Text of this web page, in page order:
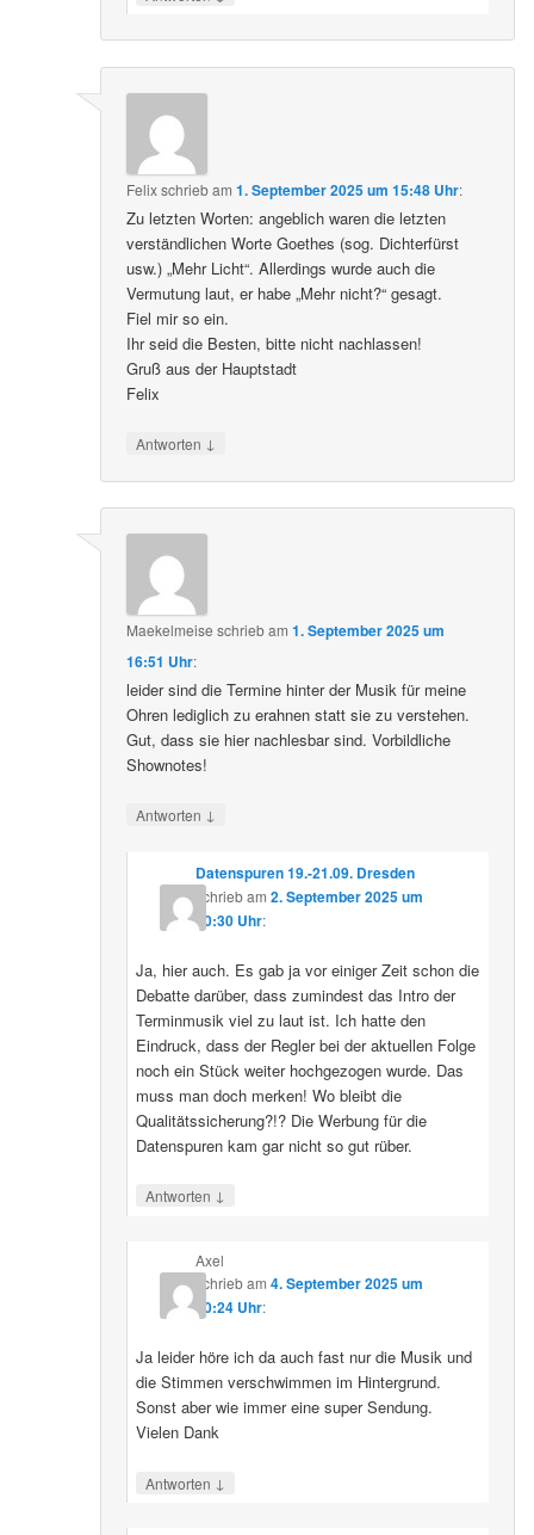
Felixschriebam1. September 2025 um 15:48 Uhr:
Zu letzten Worten: angeblich waren die letzten
verständlichen Worte Goethes (sog. Dichterfürst
usw.) „Mehr Licht“. Allerdings wurde auch die
Vermutung laut, er habe „Mehr nicht?“ gesagt.
Fiel mir so ein.
Ihr seid die Besten, bitte nicht nachlassen!
Gruß aus der Hauptstadt
Felix
Antworten ↓
Maekelmeise schriebam1. September 2025 um
16:51 Uhr:
leider sind die Termine hinter der Musik für meine
Ohren lediglich zu erahnen statt sie zu verstehen.
Gut, dass sie hier nachlesbar sind. Vorbildliche
Shownotes!
Antworten ↓
Datenspuren 19.-21.09. Dresden
schriebam 2. September 2025 um
10:30 Uhr:
Ja, hier auch. Es gab ja vor einiger Zeit schon die
Debatte darüber, dass zumindest das Intro der
Terminmusik viel zu laut ist. Ich hatte den
Eindruck, dass der Regler bei der aktuellen Folge
noch ein Stück weiter hochgezogen wurde. Das
muss man doch merken! Wo bleibt die
Qualitätssicherung?!? Die Werbung für die
Datenspuren kam gar nicht so gut rüber.
Antworten ↓
Axel
schriebam 4. September 2025 um
10:24 Uhr:
Ja leider höre ich da auch fast nur die Musik und
die Stimmen verschwimmen im Hintergrund.
Sonst aber wie immer eine super Sendung.
Vielen Dank
Antworten ↓